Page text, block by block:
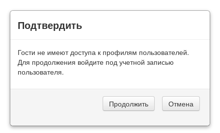
Подтвердить
Гости не имеют доступа к профилям пользователей.
Для продолжения войдите под учетной записью
пользователя.